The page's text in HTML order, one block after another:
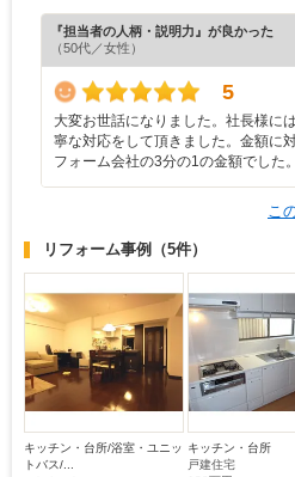
『担当者の人柄・説明力』が良かった
（50代／女性）
5
大変お世話になりました。社長様に
寧な対応をして頂きました。金額に
フォーム会社の3分の1の金額でした
こ
リフォーム事例 （5件）
キッチン・台所/浴室・ユニッ
トバス/...
キッチン・台所
戸建住宅